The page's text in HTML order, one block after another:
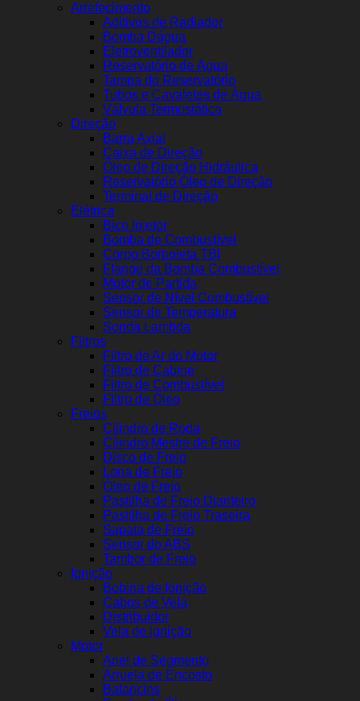
Arrefecimento
Aditivos de Radiador
Bomba Dágua
Eletroventilador
Reservatório de Água
Tampa do Reservatório
Tubos e Cavaletes de Água
Válvula Termostática
Direção
Barra Axial
Caixa de Direção
Óleo de Direção Hidráulica
Reservatório Óleo de Direção
Terminal de Direção
Elétrica
Bico Injetor
Bomba de Combustível
Corpo Borboleta TBI
Flange da Bomba Combustível
Motor de Partida
Sensor de Nível Combustível
Sensor de Temperatura
Sonda Lambda
Filtros
Filtro de Ar do Motor
Filtro de Cabine
Filtro de Combustível
Filtro de Óleo
Freios
Cilindro de Roda
Cilindro Mestre de Freio
Disco de Freio
Lona de Freio
Óleo de Freio
Pastilha de Freio Dianteiro
Pastilha de Freio Traseira
Sapata de Freio
Sensor do ABS
Tambor de Freio
Ignição
Bobina de Ignição
Cabos de Vela
Distribuidor
Vela de Ignição
Motor
Anel de Segmento
Arruela de Encosto
Balancins